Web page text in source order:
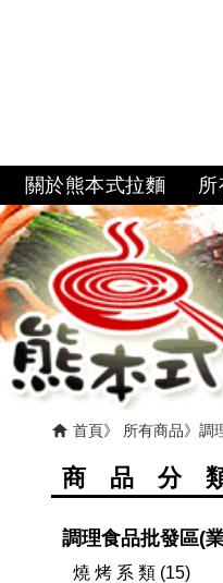
關於熊本式拉麵 所
首頁 所有商品 調
商 品 分
調理食品批發區(
燒 烤 系 類 (15)